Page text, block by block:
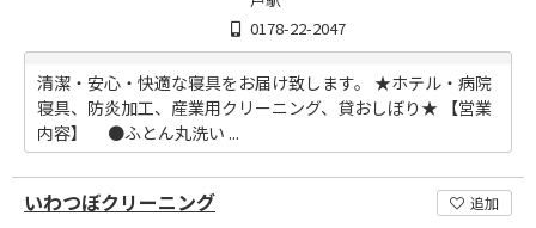
0178-22-2047
清潔・安心・快適な寝具をお届け致します。 ★ホテル・病院
寝具、防炎加工、産業用クリーニング、貸おしぼり★ 【営業
内容】 ●ふとん丸洗い ...
いわつぼクリーニング 追加